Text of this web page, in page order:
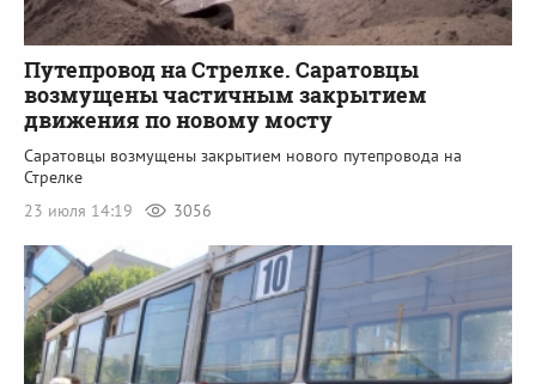
Путепровод на Стрелке. Саратовцы
возмущены частичным закрытием
движения по новому мосту
Саратовцы возмущены закрытием нового путепровода на
Стрелке
23 июля 14:19
3056